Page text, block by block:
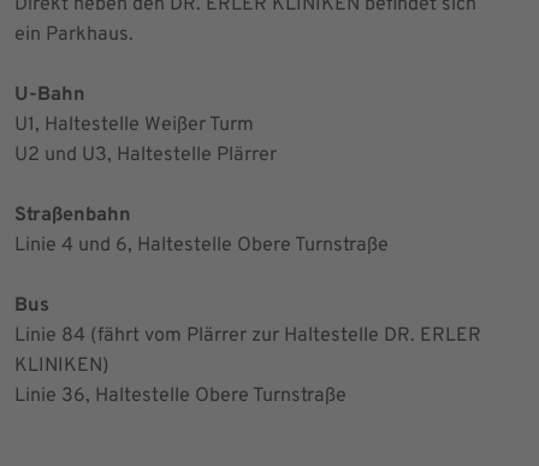
ein Parkhaus.
U-Bahn
U1, Haltestelle Weißer Turm
U2 und U3, Haltestelle Plärrer
Straßenbahn
Linie 4 und 6, Haltestelle Obere Turnstraße
Bus
Linie 84 (fährt vom Plärrer zur Haltestelle DR. ERLER
KLINIKEN)
Linie 36, Haltestelle Obere Turnstraße